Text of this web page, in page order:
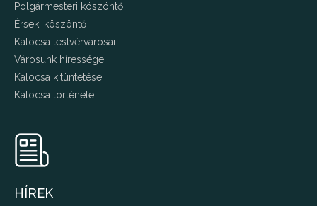
Polgármesteri köszöntő
Érseki köszöntő
Kalocsa testvérvárosai
Városunk hírességei
Kalocsa kitüntetései
Kalocsa története
HÍREK